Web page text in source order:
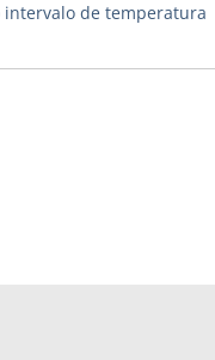
intervalo de temperatura